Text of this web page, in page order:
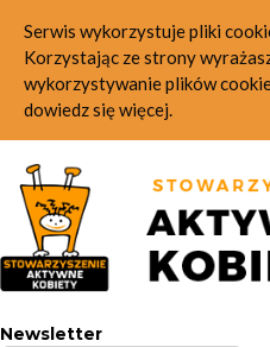
content
Newsletter
Serwis wykorzystuje pliki
Korzystając ze strony
wykorzystywanie plików
dowiedz się więcej.